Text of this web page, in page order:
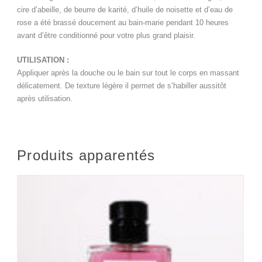
cire d’abeille, de beurre de karité, d’huile de noisette et d’eau de
rose a été brassé doucement au bain-marie pendant 10 heures
avant d’être conditionné pour votre plus grand plaisir.
UTILISATION :
Appliquer après la douche ou le bain sur tout le corps en massant
délicatement. De texture légère il permet de s’habiller aussitôt
après utilisation.
Produits apparentés